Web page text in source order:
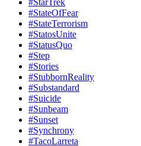
#StarTrek
#StateOfFear
#StateTerrorism
#StatosUnite
#StatusQuo
#Step
#Stories
#StubbornReality
#Substandard
#Suicide
#Sunbeam
#Sunset
#Synchrony
#TacoLarreta